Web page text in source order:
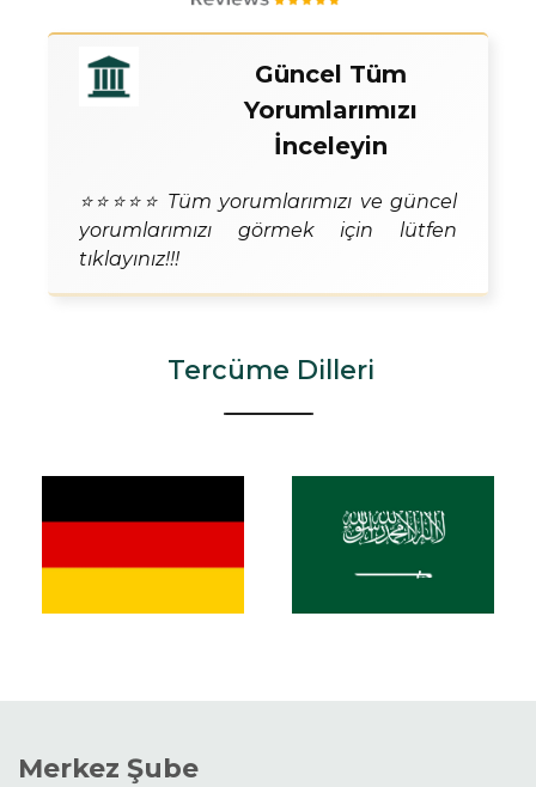
Güncel Tüm
Yorumlarımızı
İnceleyin
⭐⭐⭐⭐⭐ Tüm yorumlarımızı ve güncel
yorumlarımızı görmek için lütfen
tıklayınız!!!
Tercüme Dilleri
Merkez Şube